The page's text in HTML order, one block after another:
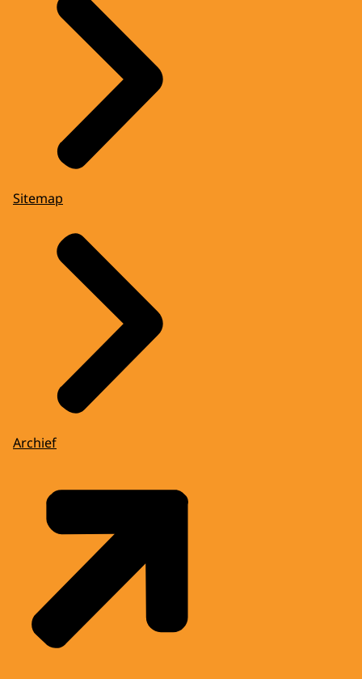
Sitemap
Archief